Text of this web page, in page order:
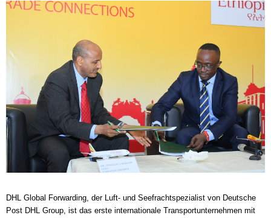
DHL Global Forwarding, der Luft- und Seefrachtspezialist von Deutsche
Post DHL Group, ist das erste internationale Transportunternehmen mit